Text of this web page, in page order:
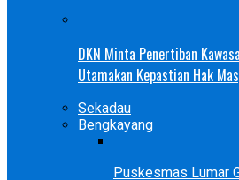
DKN Minta Penertiban
Utamakan Kepastian Hak
Sekadau
Bengkayang
Puskesmas Lumar